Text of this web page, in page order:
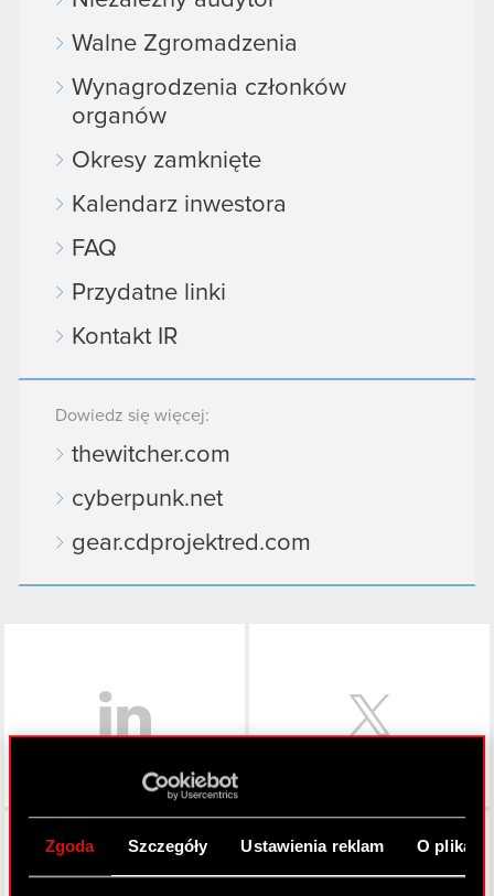
Zgoda Szczegóły Ustawienia reklam O
Walne Zgromadzenia
Wynagrodzenia członków
organów
Okresy zamknięte
Kalendarz inwestora
FAQ
Przydatne linki
Kontakt IR
Dowiedz się więcej:
thewitcher.com
cyberpunk.net
gear.cdprojektred.com